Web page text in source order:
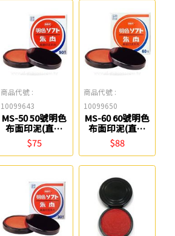
商品代號 :
10099643
MS-50 50號明色
布面印泥(直徑
5.5cm) 利百代
$75
商品代號 :
10099650
MS-60 60號明色
布面印泥(直徑
7cm) 利百代
$88